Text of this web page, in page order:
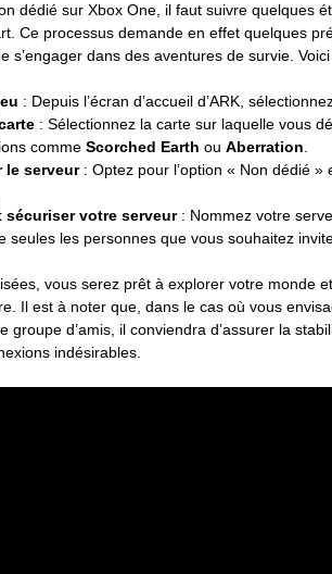
dédié sur Xbox One, il faut suivre quelques
Ce processus demande en effet quelques
s’engager dans des aventures de survie.
: Depuis l’écran d’accueil d’ARK,
: Sélectionnez la carte sur laquelle vous
comme Scorched Earth ou Aberration
le serveur: Optez pour l’option « Non dédié
sécuriser votre serveur: Nommez votre
seules les personnes que vous souhaitez
vous serez prêt à explorer votre monde
Il est à noter que, dans le cas où vous
groupe d’amis, il conviendra d’assurer la
indésirables.